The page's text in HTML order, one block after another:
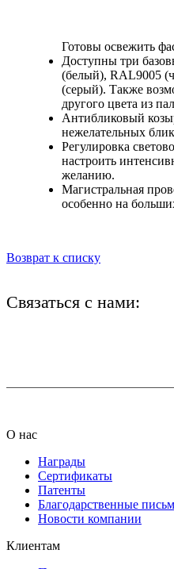
Готовы освежить
Доступны три
(белый), RAL9005
(серый). Также
другого цвета из
Антибликовый
нежелательных
Регулировка
настроить
желанию.
Магистральная
особенно на
Возврат к списку
Связаться с нами:
О нас
Награды
Сертификаты
Патенты
Благодарственные
Новости компании
Клиентам